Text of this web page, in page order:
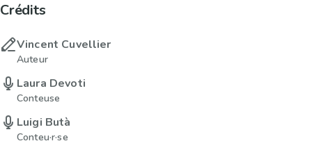
Crédits
Vincent Cuvellier
Auteur
Laura Devoti
Conteuse
Luigi Butà
Conteu·r·se